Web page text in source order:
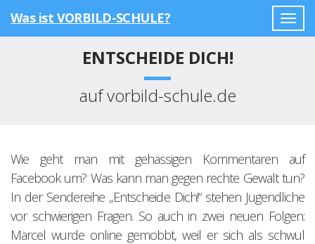
Was ist VORBILD-SCHULE?
ENTSCHEIDE DICH!
auf vorbild-schule.de
Wie geht man mit gehässigen Kommentaren auf
Facebook um? Was kann man gegen rechte Gewalt tun?
In der Sendereihe „Entscheide Dich!“ stehen Jugendliche
vor schwierigen Fragen. So auch in zwei neuen Folgen:
Marcel wurde online gemobbt, weil er sich als schwul